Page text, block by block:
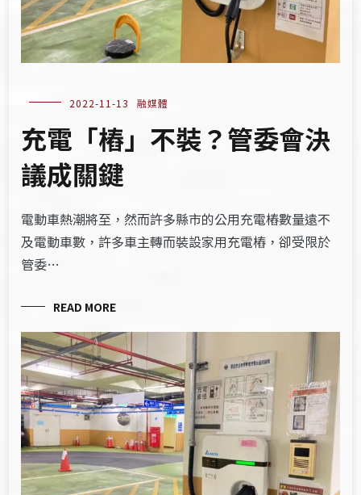
2022-11-13 融媒體
充電「樁」不裝？管委會決
議成關鍵
電動車熱潮將至，然而許多縣市的公用充電樁數量遠不
及電動車數，許多車主轉而裝設家用充電樁，卻受限於
管委…
READ MORE